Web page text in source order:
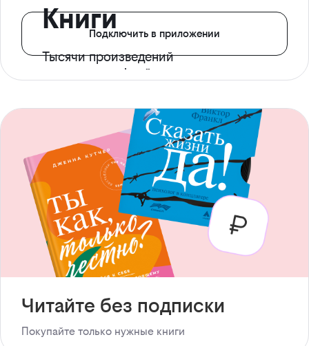
Книги
Тысячи произведений
с доступом офлайн
Подключить в приложении
Читайте без подписки
Покупайте только нужные книги